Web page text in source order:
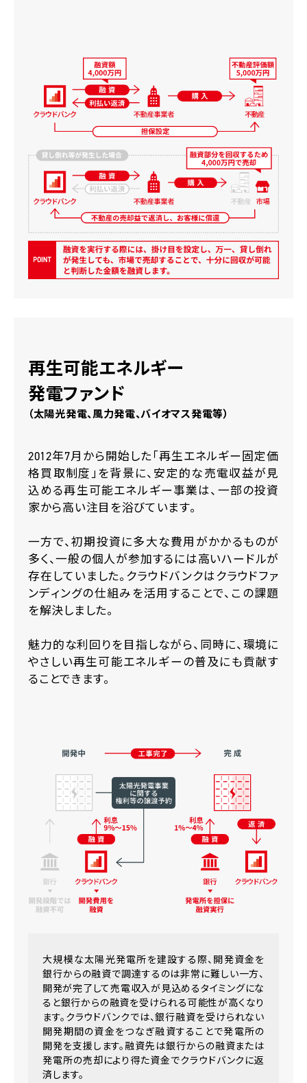
再生可能エネルギー
発電ファンド
（太陽光発電、風力発電、バイオマス発電等）
2012年7月から開始した「再生エネルギー固定価
格買取制度」を背景に、安定的な売電収益が見
込める再生可能エネルギー事業は、一部の投資
家から高い注目を浴びています。
一方で、初期投資に多大な費用がかかるものが
多く、一般の個人が参加するには高いハードルが
存在していました。クラウドバンクはクラウドファ
ンディングの仕組みを活用することで、この課題
を解決しました。
魅力的な利回りを目指しながら、同時に、環境に
やさしい再生可能エネルギーの普及にも貢献す
ることできます。
大規模な太陽光発電所を建設する際、開発資金を
銀行からの融資で調達するのは非常に難しい一方、
開発が完了して売電収入が見込めるタイミングにな
ると銀行からの融資を受けられる可能性が高くなり
ます。クラウドバンクでは、銀行融資を受けられない
開発期間の資金をつなぎ融資することで発電所の
開発を支援します。融資先は銀行からの融資または
発電所の売却により得た資金でクラウドバンクに返
済します。